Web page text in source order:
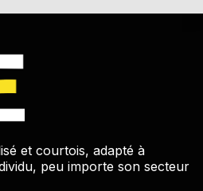
et courtois, adapté à
peu importe son secteur